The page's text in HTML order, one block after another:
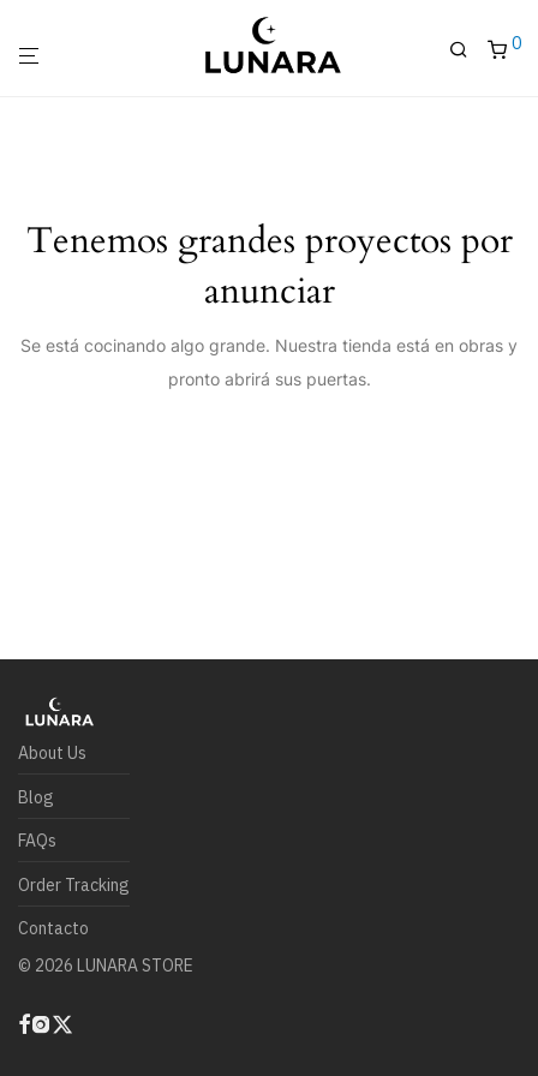
0
Tenemos grandes proyectos por
anunciar
Se está cocinando algo grande. Nuestra tienda está en obras y
pronto abrirá sus puertas.
About Us
Blog
FAQs
Order Tracking
Contacto
© 2026 LUNARA STORE